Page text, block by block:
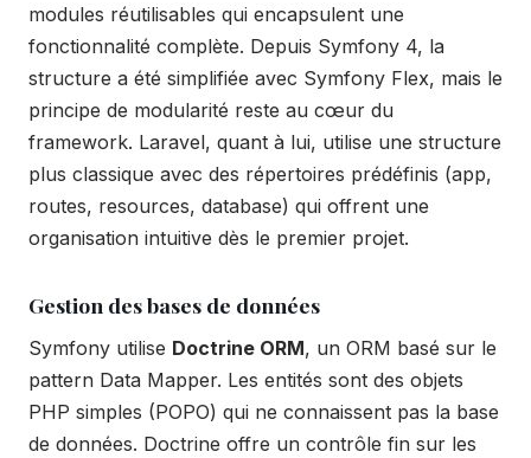
modules réutilisables qui encapsulent une
fonctionnalité complète. Depuis Symfony 4, la
structure a été simplifiée avec Symfony Flex, mais le
principe de modularité reste au cœur du
framework. Laravel, quant à lui, utilise une structure
plus classique avec des répertoires prédéfinis (app,
routes, resources, database) qui offrent une
organisation intuitive dès le premier projet.
Gestion des bases de données
Symfony utilise Doctrine ORM, un ORM basé sur le
pattern Data Mapper. Les entités sont des objets
PHP simples (POPO) qui ne connaissent pas la base
de données. Doctrine offre un contrôle fin sur les